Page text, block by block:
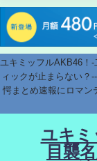
ユキミッフルAKB46！
ィックが止まらない？
愕まとめ速報にロマン
ユキミ
目襲